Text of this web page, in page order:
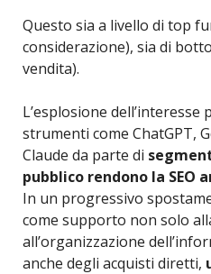
Questo sia a livello di top
considerazione), sia di
vendita).
L’esplosione dell’interesse
strumenti come ChatGPT,
Claude da parte di
pubblico rendono la SEO
In un progressivo
come supporto non solo
all’organizzazione
anche degli acquisti diretti,